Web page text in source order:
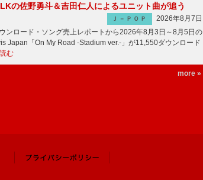
の佐野勇斗＆吉田仁人によるユニット曲が追う
Ｊ－ＰＯＰ
2026年8月7日
ンロード・ソング売上レポートから2026年8月3日～8月5日の
Japan「On My Road -Stadium ver.-」が11,550ダウンロード
む
more »